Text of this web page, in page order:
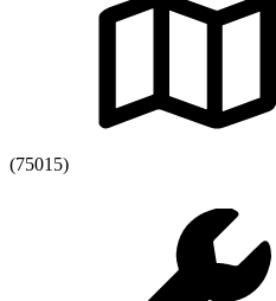
(75015)